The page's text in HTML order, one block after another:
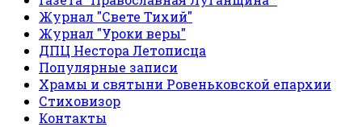
Журнал "Свете Тихий"
Журнал "Уроки веры"
ДПЦ Нестора Летописца
Популярные записи
Храмы и святыни Ровеньковской епархии
Стиховизор
Контакты